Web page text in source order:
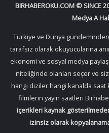
BIRHABEROKU.COM © SINCE
Medya A
Türkiye ve Dünya
tarafsız olarak okuyucularına
ekonomi ve sosyal medya
niteliğinde olanları seçer ve
hangi diziler hangi kanalda saat
filmlerin yayın saatleri
içerikleri kaynak gösterilmeden
izinsiz olarak